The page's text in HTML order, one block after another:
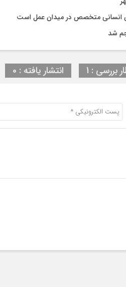
انسانی متخصص در میدان عمل است
شد
بررسی : 1 انتشار یافته : 0